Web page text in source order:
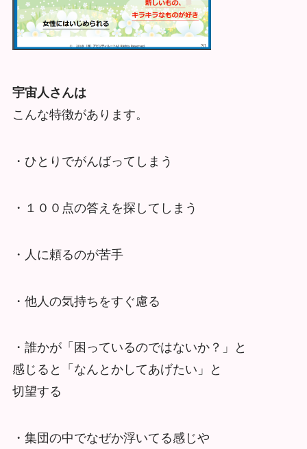
宇宙人さんは
こんな特徴があります。
・ひとりでがんばってしまう
・１００点の答えを探してしまう
・人に頼るのが苦手
・他人の気持ちをすぐ慮る
・誰かが「困っているのではないか？」と
感じると「なんとかしてあげたい」と
切望する
・集団の中でなぜか浮いてる感じや